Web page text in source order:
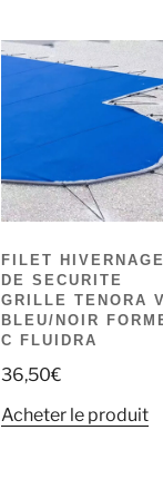
FILET HIVERNAGE
DE SECURITE
GRILLE TENORA
BLEU/NOIR
C FLUIDRA
36,50€
Acheter le produit